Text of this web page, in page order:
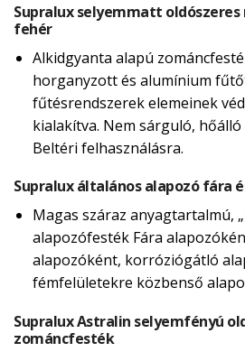
Supralux selyemmatt
fehér
Alkidgyanta alapú
horganyzott és alumínium
fűtésrendszerek elemeinek
kialakítva. Nem sárguló,
Beltéri felhasználásra.
Supralux általános alapozó fára
Magas száraz anyagtartalmú,
alapozófesték Fára
alapozóként, korróziógátló
fémfelületekre közbenső
Supralux Astralin selyemfényú
zománcfesték